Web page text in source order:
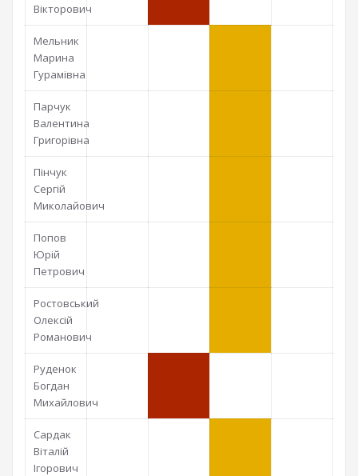
Вікторович
Мельник
Марина
Гурамівна
Парчук
Валентина
Григорівна
Пінчук
Сергій
Миколайович
Попов
Юрій
Петрович
Ростовський
Олексій
Романович
Руденок
Богдан
Михайлович
Сардак
Віталій
Ігорович